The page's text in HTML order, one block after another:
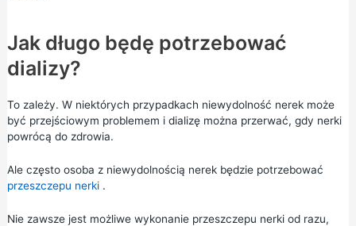
Jak długo będę potrzebować
dializy?
To zależy. W niektórych przypadkach niewydolność nerek może
być przejściowym problemem i dializę można przerwać, gdy nerki
powrócą do zdrowia.
Ale często osoba z niewydolnością nerek będzie potrzebować
przeszczepu nerki.
Nie zawsze jest możliwe wykonanie przeszczepu nerki od razu,